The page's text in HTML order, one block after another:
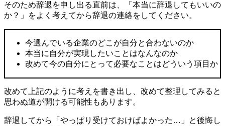
そのため辞退を申し出る直前は、「本当に辞退してもいいの
か？」をよく考えてから辞退の連絡をしてください。
今選んでいる企業のどこが自分と合わないのか
本当に自分が実現したいことはなんなのか
改めて今の自分にとって必要なことはどういう項目か
改めて上記のように考えを書き出し、改めて整理してみると
思わぬ道が開ける可能性もあります。
辞退してから「やっぱり受けておけばよかった…」と後悔し